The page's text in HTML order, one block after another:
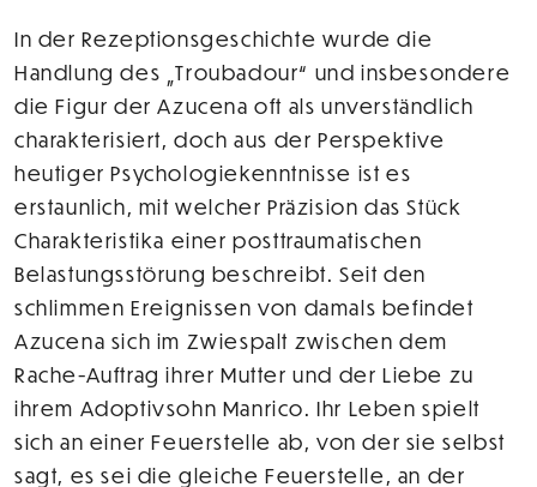
In der Rezeptionsgeschichte wurde die
Handlung des „Troubadour“ und insbesondere
die Figur der Azucena oft als unverständlich
charakterisiert, doch aus der Perspektive
heutiger Psychologiekenntnisse ist es
erstaunlich, mit welcher Präzision das Stück
Charakteristika einer posttraumatischen
Belastungsstörung beschreibt. Seit den
schlimmen Ereignissen von damals befindet
Azucena sich im Zwiespalt zwischen dem
Rache-Auftrag ihrer Mutter und der Liebe zu
ihrem Adoptivsohn Manrico. Ihr Leben spielt
sich an einer Feuerstelle ab, von der sie selbst
sagt, es sei die gleiche Feuerstelle, an der